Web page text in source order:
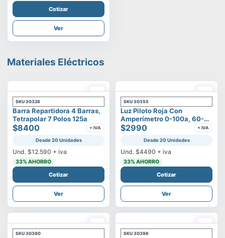
Cotizar
Ver
Materiales Eléctricos
SKU 30328
Barra Repartidora 4 Barras,
Tetrapolar 7 Polos 125a
$8400 + IVA
Desde 20 Unidades
Und. $12.590 + iva
33% AHORRO
Cotizar
Ver
SKU 30355
Luz Piloto Roja Con
Amperímetro 0-100a, 60-
500v
$2990 + IVA
Desde 20 Unidades
Und. $4490 + iva
33% AHORRO
Cotizar
Ver
SKU 30390 SKU 30396